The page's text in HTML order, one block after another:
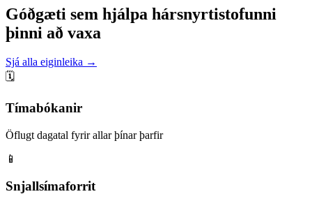
Góðgæti sem hjálpa hársnyrtistofunni
þinni að vaxa
Sjá alla eiginleika →
🗓️
Tímabókanir
Öflugt dagatal fyrir allar þínar þarfir
📱
Snjallsímaforrit